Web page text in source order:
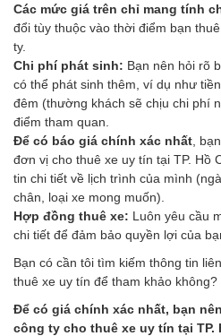
Các mức giá trên chỉ mang tính
đổi tùy thuộc vào thời điểm bạn
ty.
Chi phí phát sinh: Bạn nên hỏi rõ
có thể phát sinh thêm, ví dụ như
đêm (thường khách sẽ chịu chi phí
điểm tham quan.
Để có báo giá chính xác nhất ,
đơn vị cho thuê xe uy tín tại TP. Hồ
tin chi tiết về lịch trình của mình
chân, loại xe mong muốn).
Hợp đồng thuê xe: Luôn yêu cầu
chi tiết để đảm bảo quyền lợi của
Bạn có cần tôi tìm kiếm thông tin
thuê xe uy tín để tham khảo không?
Để có giá chính xác nhất, bạn
công ty cho thuê xe uy tín tại TP.